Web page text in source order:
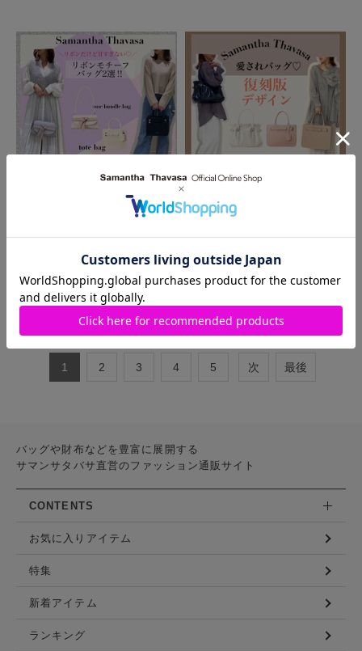
2選ご紹介します❣️
2025.04.20
TOP2のご紹介✨
1
2 3 4 5 次 最後
バッグや財布などを豊富に展開する
サマンサタバサ直営のファッション通販サイト
CONTENTS
お気に入りアイテム
特集
新着アイテム
ランキング